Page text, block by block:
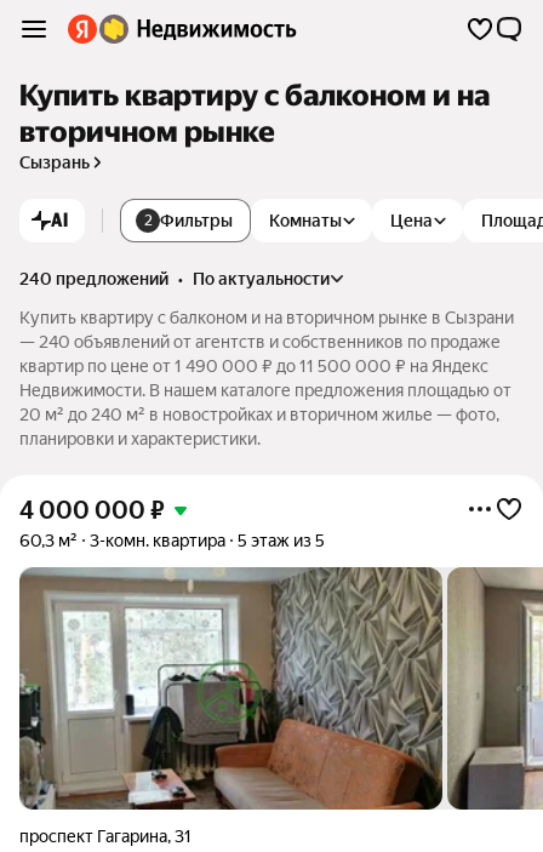
Купить квартиру с балконом и на
вторичном рынке
Сызрань
AI 2 Фильтры Комнаты Цена
240 предложений •
по актуальности
Купить квартиру с балконом и на вторичном рынке в Сызрани
— 240 объявлений от агентств и собственников по продаже
квартир по цене от 1 490 000 ₽ до 11 500 000 ₽ на Яндекс
Недвижимости. В нашем каталоге предложения площадью от
20 м² до 240 м² в новостройках и вторичном жилье — фото,
планировки и характеристики.
4 000 000 ₽
60,3 м² 3-комн. квартира 5 этаж из 5
проспект Гагарина,31